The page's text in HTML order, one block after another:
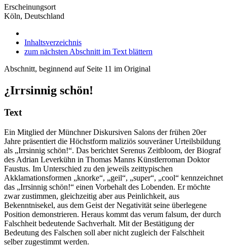
Erscheinungsort
Köln, Deutschland
Inhaltsverzeichnis
zum nächsten Abschnitt im Text blättern
Abschnitt, beginnend auf Seite 11 im Original
¿Irrsinnig schön!
Text
Ein Mitglied der Münchner Diskursiven Salons der frühen 20er
Jahre präsentiert die Höchstform maliziös souveräner Urteilsbildung
als „Irrsinnig schön!“. Das berichtet Serenus Zeitbloom, der Biograf
des Adrian Leverkühn in Thomas Manns Künstlerroman Doktor
Faustus. Im Unterschied zu den jeweils zeittypischen
Akklamationsformen „knorke“, „geil“, „super“, „cool“ kennzeichnet
das „Irrsinnig schön!“ einen Vorbehalt des Lobenden. Er möchte
zwar zustimmen, gleichzeitig aber aus Peinlichkeit, aus
Bekenntnisekel, aus dem Geist der Negativität seine überlegene
Position demonstrieren. Heraus kommt das verum falsum, der durch
Falschheit bedeutende Sachverhalt. Mit der Bestätigung der
Bedeutung des Falschen soll aber nicht zugleich der Falschheit
selber zugestimmt werden.